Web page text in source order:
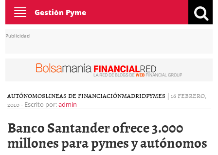
Toggle
navigation
Gestión Pyme
Publicidad
AUTÓNOMOSLINEAS DE FINANCIACIÓNMADRIDPYMES | 16 FEBRERO,
2010- Escrito por:admin
Banco Santander ofrece 3.000
millones para pymes y autónomos